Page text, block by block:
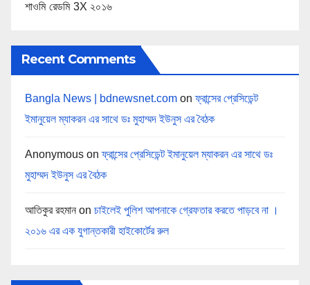
শাওমি রেডমি 3X ২০১৬
Recent Comments
Bangla News | bdnewsnet.com onফ্রান্সের প্রেসিডেন্ট
ইমানুয়েল ম্যাকরন এর সাথে ডঃ মুহাম্মদ ইউনুস এর বৈঠক
Anonymous onফ্রান্সের প্রেসিডেন্ট ইমানুয়েল ম্যাকরন এর সাথে ডঃ
মুহাম্মদ ইউনুস এর বৈঠক
আতিকুর রহমান on চাইলেই পুলিশ আপনাকে গ্রেফতার করতে পাড়বে না ।
২০১৬ এর এক যুগান্তকারী হাইকোর্টের রুল